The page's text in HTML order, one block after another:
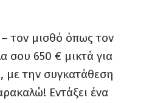
τον μισθό όπως τον
σου 650 € μικτά για
την συγκατάθεση
Εντάξει ένα